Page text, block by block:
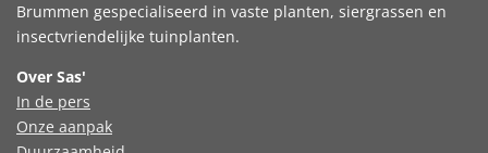
Brummen gespecialiseerd in vaste planten, siergrassen en
insectvriendelijke tuinplanten.
Over Sas'
In de pers
Onze aanpak